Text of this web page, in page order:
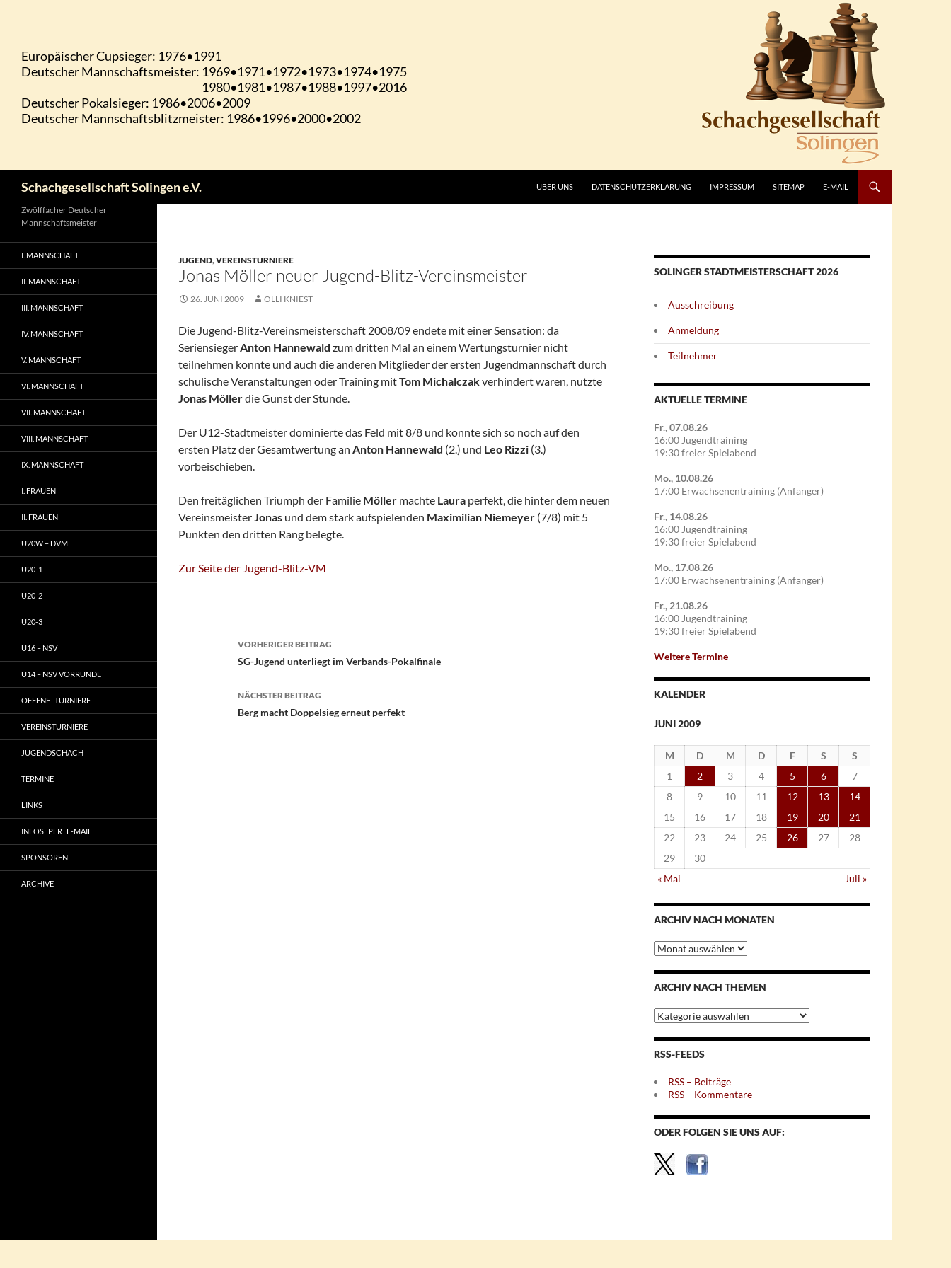
Schachgesellschaft Solingen e.V. ÜBER UNS DATENSCHUTZERKLÄRUNG IMPRESSUM SITEMAP E-MAIL
JUGEND,VEREINSTURNIERE
Jonas Möller neuer Jugend-Blitz-Vereinsmeister
26. JUNI 2009 OLLI KNIEST
Die Jugend-Blitz-Vereinsmeisterschaft 2008/09 endete mit einer Sensation: da
SeriensiegerAnton Hannewald zum dritten Mal an einem Wertungsturnier nicht
teilnehmen konnte und auch die anderen Mitglieder der ersten Jugendmannschaft durch
schulische Veranstaltungen oder Training mitTom Michalczakverhindert waren, nutzte
Jonas Möllerdie Gunst der Stunde.
Der U12-Stadtmeister dominierte das Feld mit 8/8 und konnte sich so noch auf den
ersten Platz der Gesamtwertung an Anton Hannewald (2.) und Leo Rizzi (3.)
vorbeischieben.
Den freitäglichen Triumph der Familie Möller machte Laura perfekt, die hinter dem neuen
VereinsmeisterJonas und dem stark aufspielenden Maximilian Niemeyer (7/8) mit 5
Punkten den dritten Rang belegte.
Zur Seite der Jugend-Blitz-VM
Beitragsnavigation
VORHERIGER BEITRAG
SG-Jugend unterliegt im Verbands-Pokalfinale
NÄCHSTER BEITRAG
Berg macht Doppelsieg erneut perfekt
SOLINGER STADTMEISTERSCHAFT 2026
Ausschreibung
Anmeldung
Teilnehmer
AKTUELLE TERMINE
Fr., 07.08.26
16:00 Jugendtraining
19:30 freier Spielabend
Mo., 10.08.26
17:00 Erwachsenentraining (Anfänger)
Fr., 14.08.26
16:00 Jugendtraining
19:30 freier Spielabend
Mo., 17.08.26
17:00 Erwachsenentraining (Anfänger)
Fr., 21.08.26
16:00 Jugendtraining
19:30 freier Spielabend
Weitere Termine
KALENDER
JUNI 2009
M D M D F S
S
1
2 3 4 5 6
7
8
9 10 11 12 13
14
15
16 17 18 19 20
21
22
23 24 25 26 27
28
29
30
« Mai
Juli »
ARCHIV NACH MONATEN
Archiv
nach
Monaten
ARCHIV NACH THEMEN
Archiv
nach
Themen
RSS-FEEDS
RSS – Beiträge
RSS – Kommentare
ODER FOLGEN SIE UNS AUF:
Zwölffacher Deutscher
Mannschaftsmeister
I. MANNSCHAFT
II. MANNSCHAFT
III. MANNSCHAFT
IV. MANNSCHAFT
V. MANNSCHAFT
VI. MANNSCHAFT
VII. MANNSCHAFT
VIII. MANNSCHAFT
IX. MANNSCHAFT
I. FRAUEN
II. FRAUEN
U20W – DVM
U20-1
U20-2
U20-3
U16 – NSV
U14 – NSV VORRUNDE
OFFENE TURNIERE
VEREINSTURNIERE
JUGENDSCHACH
TERMINE
LINKS
INFOS PER E-MAIL
SPONSOREN
ARCHIVE